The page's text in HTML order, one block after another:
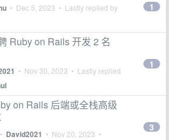
• Dec 5, 2023 • Lastly replied by 1
Ruby on Rails 开发 2 名
• Nov 30, 2023 • Lastly replied
1
on Rails 后端或全栈高级
• David2021 • Nov 20, 2023 •
3